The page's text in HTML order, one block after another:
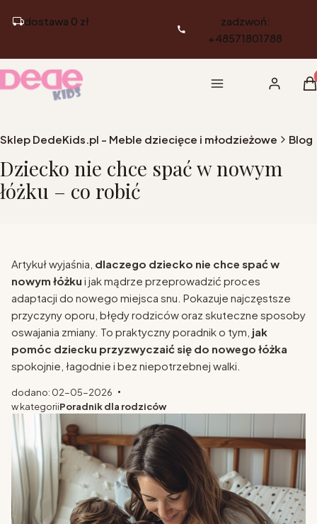
dostawa 0 zł
zadzwoń:
+48571801788
Menu Zaloguj się
Sklep DedeKids.pl - Meble dziecięce i młodzieżowe Blog
Dziecko nie chce spać w nowym
łóżku – co robić
Artykuł wyjaśnia, dlaczego dziecko nie chce spać w
nowym łóżku i jak mądrze przeprowadzić proces
adaptacji do nowego miejsca snu. Pokazuje najczęstsze
przyczyny oporu, błędy rodziców oraz skuteczne sposoby
oswajania zmiany. To praktyczny poradnik o tym, jak
pomóc dziecku przyzwyczaić się do nowego łóżka
spokojnie, łagodnie i bez niepotrzebnej walki.
dodano: 02-05-2026
w kategoriiPoradnik dla rodziców